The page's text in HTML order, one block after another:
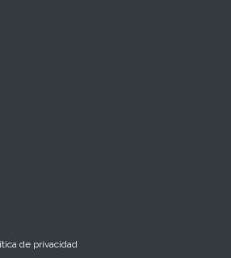
de privacidad